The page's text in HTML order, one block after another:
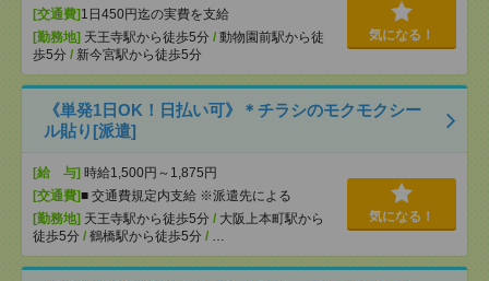
[交通費] 1日450円迄の実費を支給
[勤務地] 天王寺駅から徒歩5分 / 動物園前駅から徒
歩5分 / 新今宮駅から徒歩5分
気になる！
《単発1日OK！日払い可》＊チラシのモクモクシー
ル貼り[派遣]
[給 与] 時給1,500円～1,875円
[交通費]■ 交通費規定内支給 ※派遣先による
[勤務地] 天王寺駅から徒歩5分 / 大阪上本町駅から
徒歩5分 / 鶴橋駅から徒歩5分 / …
気になる！